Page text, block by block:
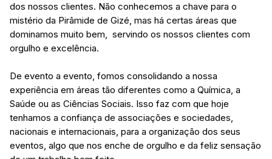
dos nossos clientes. Não conhecemos a chave para o
mistério da Pirâmide de Gizé, mas há certas áreas que
dominamos muito bem, servindo os nossos clientes com
orgulho e excelência.
De evento a evento, fomos consolidando a nossa
experiência em áreas tão diferentes como a Química, a
Saúde ou as Ciências Sociais. Isso faz com que hoje
tenhamos a confiança de associações e sociedades,
nacionais e internacionais, para a organização dos seus
eventos, algo que nos enche de orgulho e da feliz sensação